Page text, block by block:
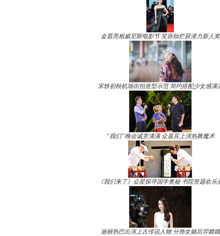
金晨亮相威尼斯电影节 笑容灿烂获潜力新人奖
宋轶初秋机场街拍造型示范 简约搭配少女感满
“我们”晚会诚意满满 众嘉宾上演热舞魔术
《我们来了》众星探寻国学奥秘 书院答题欢乐
迪丽热巴出演上古传说人物 分饰女娲后羿嫦娥